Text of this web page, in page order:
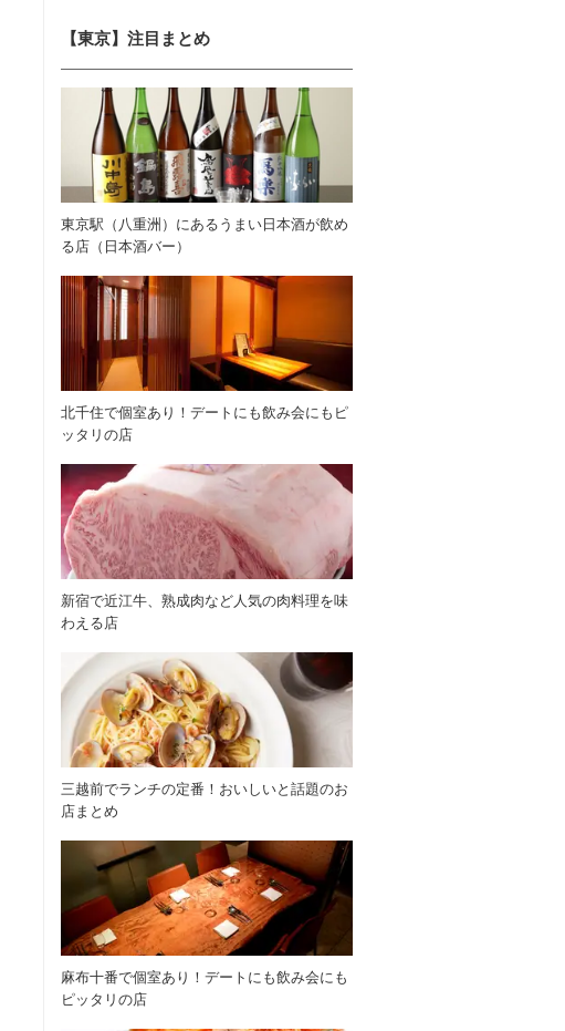
【東京】注目まとめ
東京駅（八重洲）にあるうまい日本酒が飲め
る店（日本酒バー）
北千住で個室あり！デートにも飲み会にもピ
ッタリの店
新宿で近江牛、熟成肉など人気の肉料理を味
わえる店
三越前でランチの定番！おいしいと話題のお
店まとめ
麻布十番で個室あり！デートにも飲み会にも
ピッタリの店